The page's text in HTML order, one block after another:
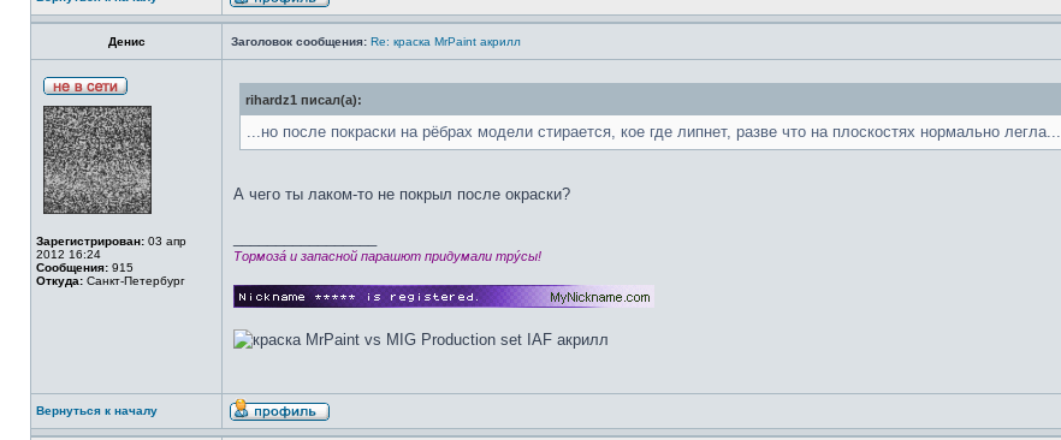
Денис Заголовок сообщения: Re: краска MrPaint акрилл
Зарегистрирован: 03 апр
2012 16:24
Сообщения: 915
Откуда: Санкт-Петербург
rihardz1 писал(а):
...но после покраски на рёбрах модели стирается, кое где липнет, разве что на плоскостях нормально легла...
А чего ты лаком-то не покрыл после окраски?
Тормозá и запасной парашют придумали трýсы!
Вернуться к началу